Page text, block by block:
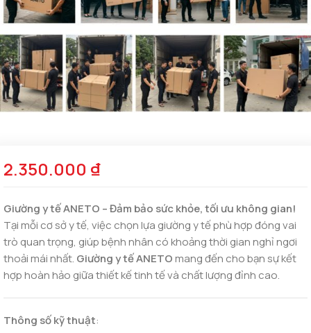
2.350.000 ₫
Giường y tế ANETO – Đảm bảo sức khỏe, tối ưu không gian!
Tại mỗi cơ sở y tế, việc chọn lựa giường y tế phù hợp đóng vai
trò quan trọng, giúp bệnh nhân có khoảng thời gian nghỉ ngơi
thoải mái nhất. Giường y tế ANETOmang đến cho bạn sự kết
hợp hoàn hảo giữa thiết kế tinh tế và chất lượng đỉnh cao.
Thông số kỹ thuật: